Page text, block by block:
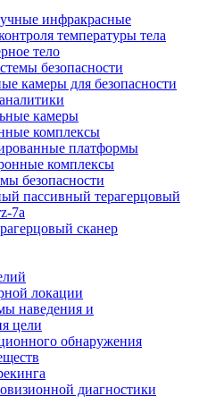
инфракрасные
температуры тела
тело
безопасности
камеры для безопасности
камеры
комплексы
платформы
комплексы
безопасности
пассивный терагерцовый
7a
сканер
локации
наведения и
цели
обнаружения
диагностики